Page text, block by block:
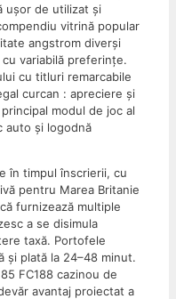
ușor de utilizat și
vitrină popular
angstrom diverși
variabilă preferințe.
cu titluri remarcabile
curcan : apreciere și
modul de joc al
auto și logodnă
în timpul înscrierii, cu
pentru Marea Britanie
furnizează multiple
a se disimula
taxă. Portofele
și plată la 24–48 minut.
FC188 cazinou de
avantaj proiectat a